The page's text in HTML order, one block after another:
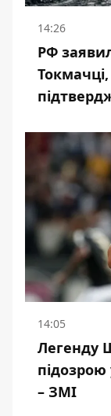
14:26
РФ
14:05
Легенду
– ЗМІ